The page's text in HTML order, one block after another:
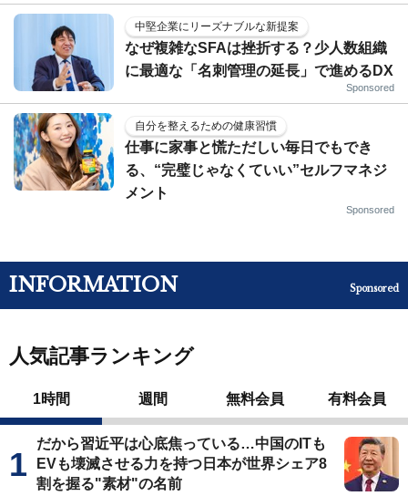
中堅企業にリーズナブルな新提案
なぜ複雑なSFAは挫折する？少人数組織
に最適な「名刺管理の延長」で進めるDX
Sponsored
自分を整えるための健康習慣
仕事に家事と慌ただしい毎日でもでき
る、“完璧じゃなくていい”セルフマネジ
メント
Sponsored
INFORMATION Sponsored
人気記事ランキング
1時間 週間 無料会員 有料会員
だから習近平は心底焦っている…中国のITも
EVも壊滅させる力を持つ日本が世界シェア8
割を握る"素材"の名前